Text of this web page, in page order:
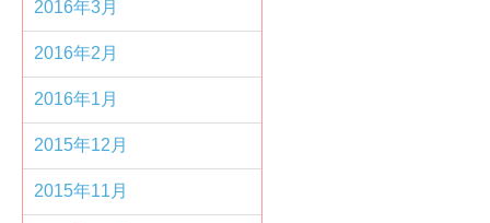
2016年3月
2016年2月
2016年1月
2015年12月
2015年11月